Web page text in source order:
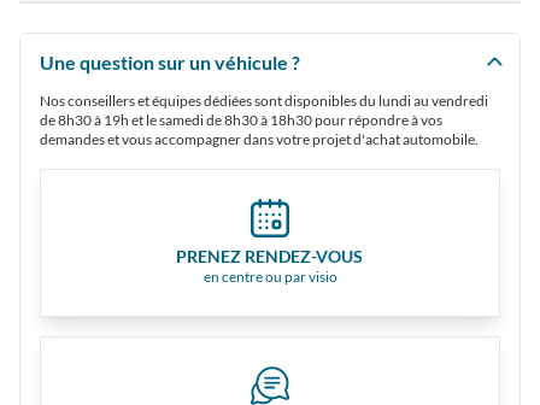
Une question sur un véhicule ?
Nos conseillers et équipes dédiées sont disponibles du lundi au vendredi
de 8h30 à 19h et le samedi de 8h30 à 18h30 pour répondre à vos
demandes et vous accompagner dans votre projet d'achat automobile.
PRENEZ RENDEZ-VOUS
en centre ou par visio